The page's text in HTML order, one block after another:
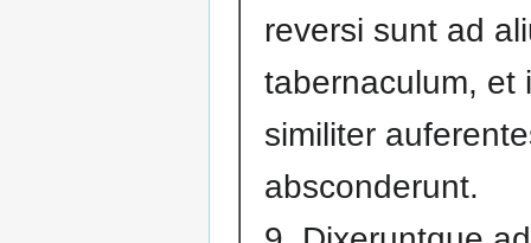
reversi sunt ad
tabernaculum, et
similiter
absconderunt.